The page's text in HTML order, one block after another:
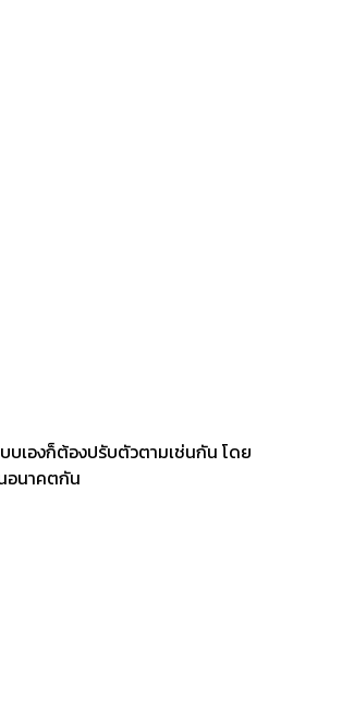
บเองก็ต้องปรับตัวตามเช่นกัน โดย
อนาคตกัน